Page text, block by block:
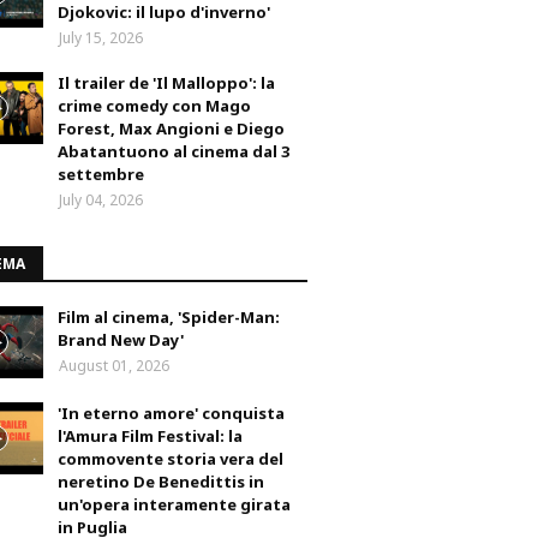
Djokovic: il lupo d'inverno'
July 15, 2026
Il trailer de 'Il Malloppo': la
crime comedy con Mago
Forest, Max Angioni e Diego
Abatantuono al cinema dal 3
settembre
July 04, 2026
Film al cinema, 'Spider-Man:
Brand New Day'
August 01, 2026
'In eterno amore' conquista
l'Amura Film Festival: la
commovente storia vera del
neretino De Benedittis in
un'opera interamente girata
in Puglia